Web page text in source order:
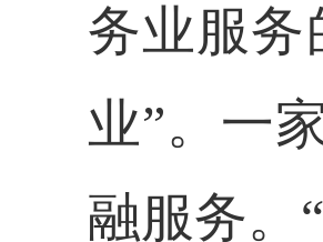
务业服务
业”。一
融服务。